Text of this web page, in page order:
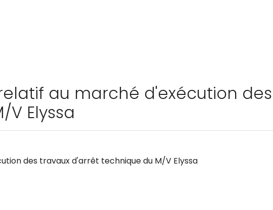
au marché d'exécution
Elyssa
des travaux d'arrêt technique du M/V Elyssa